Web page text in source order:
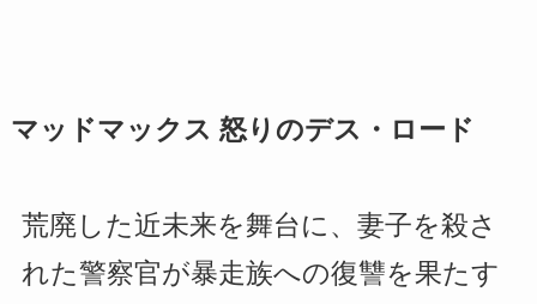
マッドマックス 怒りのデス・ロード
荒廃した近未来を舞台に、妻子を殺さ
れた警察官が暴走族への復讐を果たす